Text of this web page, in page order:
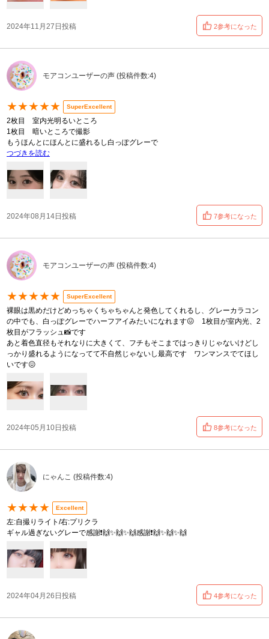
2024年11月27日投稿 2参考になった
モアコンユーザーの声 (投稿件数:4)
★★★★★ SuperExcellent
2枚目 室内光明るいところ
1枚目 暗いところで撮影
もうほんとにほんとに盛れるし白っぽグレーで
つづきを読む
2024年08月14日投稿 7参考になった
モアコンユーザーの声 (投稿件数:4)
★★★★★ SuperExcellent
裸眼は黒めだけどめっちゃくちゃちゃんと発色してくれるし、グレーカラコン
の中でも、白っぽグレーでハーフアイみたいになれます😖 1枚目が室内光、2
枚目がフラッシュ📸です
あと着色直径もそれなりに大きくて、フチもそこまではっきりじゃないけどし
っかり盛れるようになってて不自然じゃないし最高です ワンマンスでてほし
いです😖
2024年05月10日投稿 8参考になった
にゃんこ (投稿件数:4)
★★★★ Excellent
左:自撮りライト/右:プリクラ
ギャル過ぎないグレーで感謝❗️🙌✨🙌✨🙌感謝❗️🙌✨🙌✨🙌
2024年04月26日投稿 4参考になった